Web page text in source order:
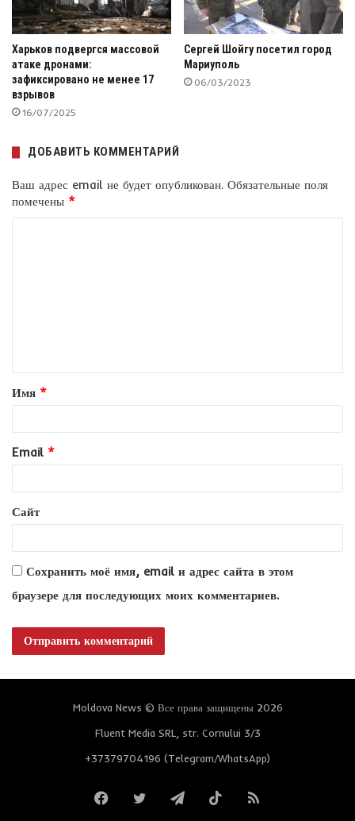
Харьков подвергся массовой
атаке дронами:
зафиксировано не менее 17
взрывов
16/07/2025
Сергей Шойгу посетил город
Мариуполь
06/03/2023
ДОБАВИТЬ КОММЕНТАРИЙ
Ваш адрес email не будет опубликован. Обязательные поля
помечены *
т
а
и
й
*
Имя *
Email *
Сайт
Сохранить моё имя, email и адрес сайта в этом
браузере для последующих моих комментариев.
Moldova News © Все права защищены 2026
Fluent Media SRL, str. Cornului 3/3
+37379704196 (Telegram/WhatsApp)
FacebookTwitterTelegramTikTokRSS